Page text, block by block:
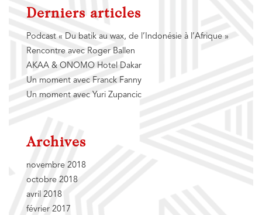
Derniers articles
Podcast « Du batik au wax, de l’Indonésie à l’Afrique »
Rencontre avec Roger Ballen
AKAA & ONOMO Hotel Dakar
Un moment avec Franck Fanny
Un moment avec Yuri Zupancic
Archives
novembre 2018
octobre 2018
avril 2018
février 2017